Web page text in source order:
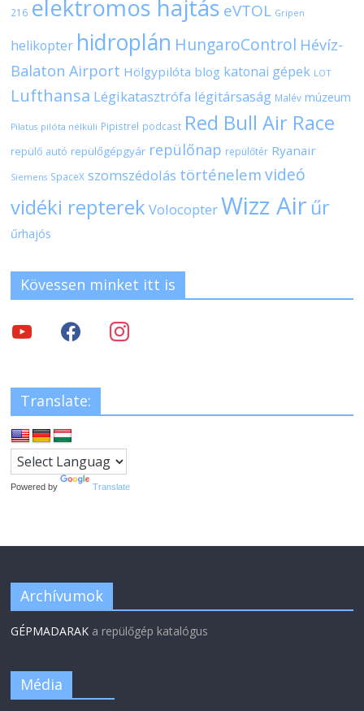
216 elektromos hajtás eVTOL Gripen
helikopter hidroplán HungaroControl Hévíz-
Balaton Airport Hölgypilóta blog katonai gépek LOT
Lufthansa Légikatasztrófa légitársaság Malév múzeum
Pilatus pilóta nélküli Pipistrel podcast Red Bull Air Race
repülő autó repülőgépgyár repülőnap repülőtér Ryanair
Siemens SpaceX szomszédolás történelem videó
vidéki repterek VolocopterWizz Air űr
űrhajós
Kövessen minket itt is
Translate:
Powered by Translate
Archívumok
GÉPMADARAK a repülőgép katalógus
Média